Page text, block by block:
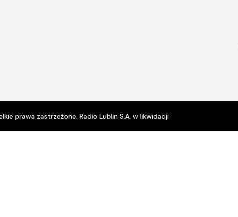
prawa zastrzeżone. Radio Lublin S.A. w likwidacji